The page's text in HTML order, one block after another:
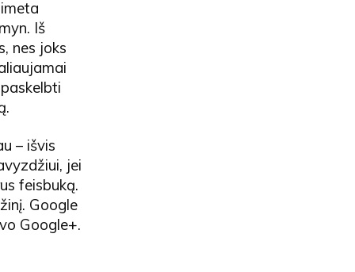
Iš
nes joks
– išvis
jei
feisbuką.
Google
Google+.